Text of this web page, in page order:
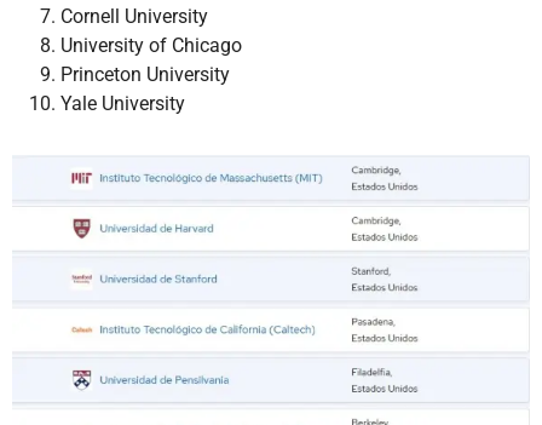
Cornell University
University of Chicago
Princeton University
Yale University